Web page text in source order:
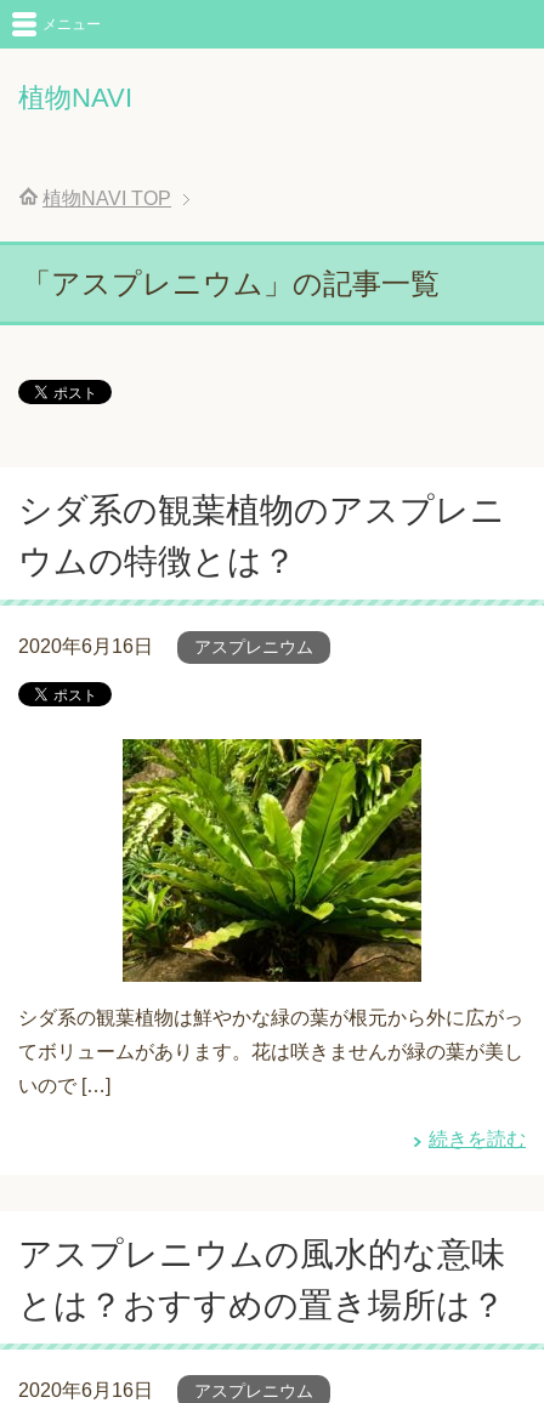
植物NAVI
メニュー
植物NAVI TOP
「アスプレニウム」の記事一覧
シダ系の観葉植物のアスプレニ
ウムの特徴とは？
2020年6月16日 アスプレニウム
シダ系の観葉植物は鮮やかな緑の葉が根元から外に広がっ
てボリュームがあります。花は咲きませんが緑の葉が美し
いので […]
続きを読む
アスプレニウムの風水的な意味
とは？おすすめの置き場所は？
2020年6月16日 アスプレニウム